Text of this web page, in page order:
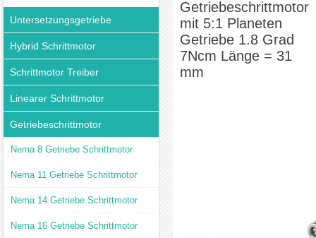
Untersetzungsgetriebe
Hybrid Schrittmotor
Schrittmotor Treiber
Linearer Schrittmotor
Getriebeschrittmotor
Nema 8 Getriebe Schrittmotor
Nema 11 Getriebe Schrittmotor
Nema 14 Getriebe Schrittmotor
Nema 16 Getriebe Schrittmotor
Getriebeschrittmotor
mit 5:1 Planeten
Getriebe 1.8 Grad
7Ncm Länge = 31
mm